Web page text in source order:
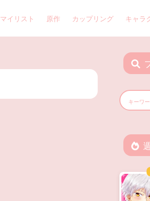
マイリスト 原作 カップリング キャラ